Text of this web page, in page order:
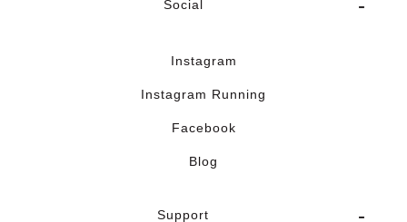
Social
Instagram
Instagram Running
Facebook
Blog
Support